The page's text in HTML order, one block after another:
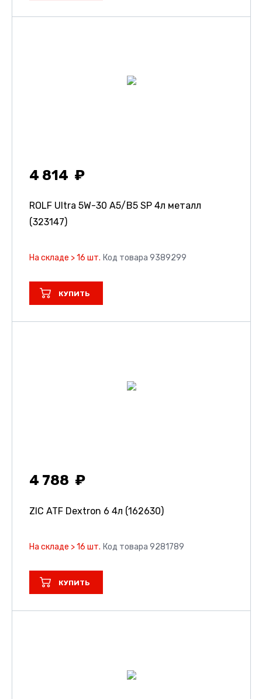
4 814
ROLF Ultra 5W-30 A5/B5 SP 4л металл
(323147)
На складе > 16 шт. Код товара 9389299
КУПИТЬ
4 788
ZIC ATF Dextron 6 4л (162630)
На складе > 16 шт. Код товара 9281789
КУПИТЬ